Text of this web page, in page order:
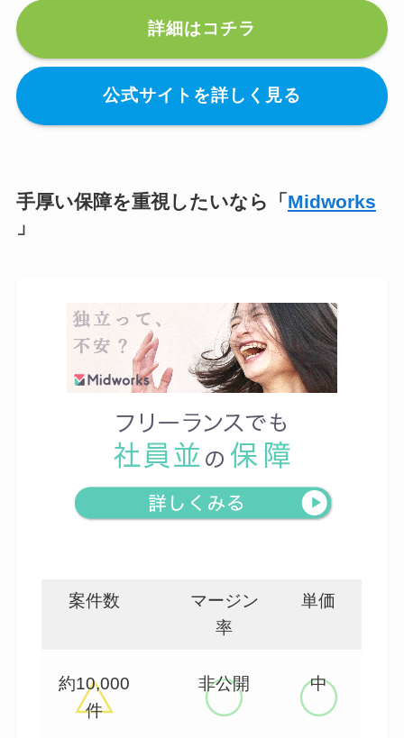
詳細はコチラ
公式サイトを詳しく見る
手厚い保障を重視したいなら「 Midworks
」
案件数
マージン
率
単価
約10,000
件
非公開 中